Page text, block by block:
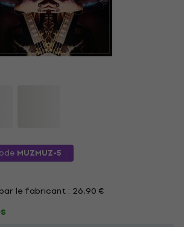
MUZMUZ-5
le fabricant : 26,90 €